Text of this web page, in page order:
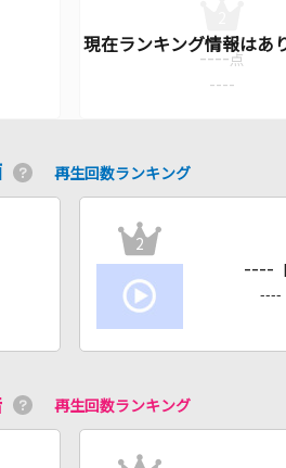
---- 点
----
再生回数ランキング
2
----
----
再生回数ランキング